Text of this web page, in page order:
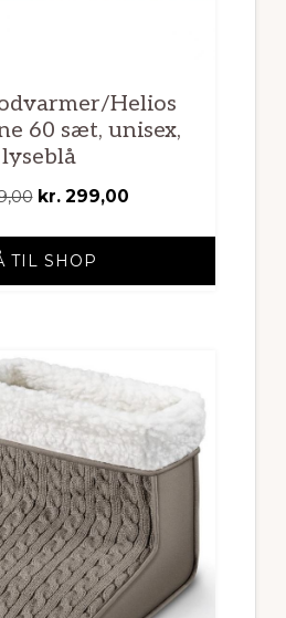
Helios
60 sæt, unisex,
lyseblå
Den
pris
var:
kr.299,00Den
er:
TIL SHOP